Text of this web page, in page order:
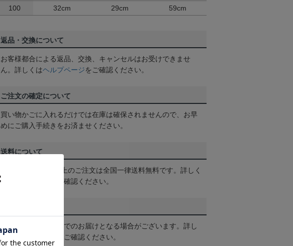
100
32cm 29cm 59cm
返品・交換について
お客様都合による返品、交換、キャンセルはお受けできませ
ん。詳しくはヘルプページをご確認ください。
ご注文の確定について
買い物かごに入れるだけでは在庫は確保されませんので、お早
めにご購入手続きをお済ませください。
送料について
3,980円（税込）以上のご注文は全国一律送料無料です。詳しく
は
をご確認ください。
一部商品はメール便でのお届けとなる場合がございます。詳し
くは
をご確認ください。